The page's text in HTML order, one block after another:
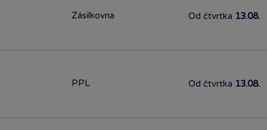
Zásilkovna Od čtvrtka 13.08.
PPL Od čtvrtka 13.08.